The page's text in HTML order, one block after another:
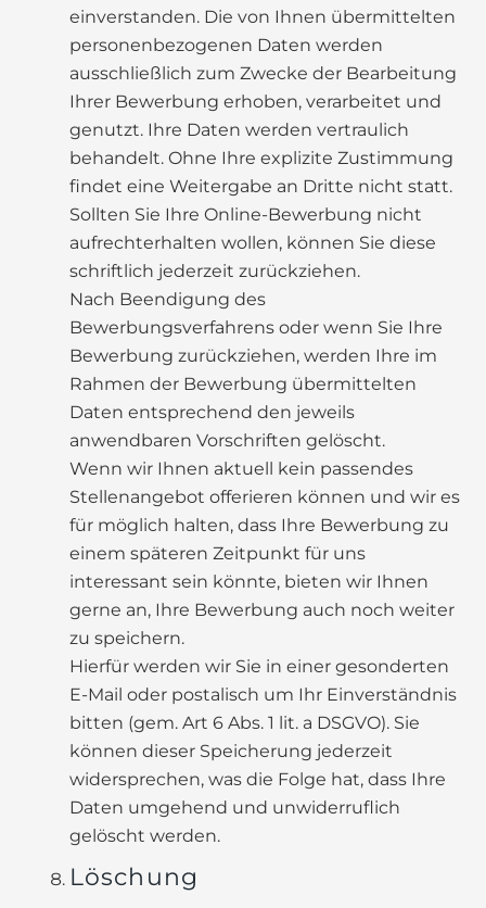
einverstanden. Die von Ihnen übermittelten
personenbezogenen Daten werden
ausschließlich zum Zwecke der Bearbeitung
Ihrer Bewerbung erhoben, verarbeitet und
genutzt. Ihre Daten werden vertraulich
behandelt. Ohne Ihre explizite Zustimmung
findet eine Weitergabe an Dritte nicht statt.
Sollten Sie Ihre Online-Bewerbung nicht
aufrechterhalten wollen, können Sie diese
schriftlich jederzeit zurückziehen.
Nach Beendigung des
Bewerbungsverfahrens oder wenn Sie Ihre
Bewerbung zurückziehen, werden Ihre im
Rahmen der Bewerbung übermittelten
Daten entsprechend den jeweils
anwendbaren Vorschriften gelöscht.
Wenn wir Ihnen aktuell kein passendes
Stellenangebot offerieren können und wir es
für möglich halten, dass Ihre Bewerbung zu
einem späteren Zeitpunkt für uns
interessant sein könnte, bieten wir Ihnen
gerne an, Ihre Bewerbung auch noch weiter
zu speichern.
Hierfür werden wir Sie in einer gesonderten
E-Mail oder postalisch um Ihr Einverständnis
bitten (gem. Art 6 Abs. 1 lit. a DSGVO). Sie
können dieser Speicherung jederzeit
widersprechen, was die Folge hat, dass Ihre
Daten umgehend und unwiderruflich
gelöscht werden.
Löschung